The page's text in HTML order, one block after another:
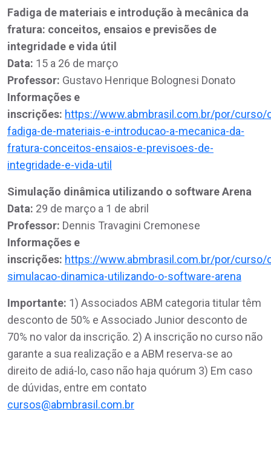
Fadiga de materiais e introdução à mecânica da
fratura: conceitos, ensaios e previsões de
integridade e vida útil
Data: 15 a 26 de março
Professor: Gustavo Henrique Bolognesi Donato
Informações e
inscrições: https://www.abmbrasil.com.br/por/curso/
fadiga-de-materiais-e-introducao-a-mecanica-da-
fratura-conceitos-ensaios-e-previsoes-de-
integridade-e-vida-util
Simulação dinâmica utilizando o software Arena
Data: 29 de março a 1 de abril
Professor: Dennis Travagini Cremonese
Informações e
inscrições: https://www.abmbrasil.com.br/por/curso/
simulacao-dinamica-utilizando-o-software-arena
Importante: 1) Associados ABM categoria titular têm
desconto de 50% e Associado Junior desconto de
70% no valor da inscrição. 2) A inscrição no curso não
garante a sua realização e a ABM reserva-se ao
direito de adiá-lo, caso não haja quórum 3) Em caso
de dúvidas, entre em contato
cursos@abmbrasil.com.br